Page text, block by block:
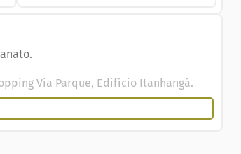
Via Parque, Edifício Itanhangá.
composta de recepção com split,
como pela entrada do prédio.